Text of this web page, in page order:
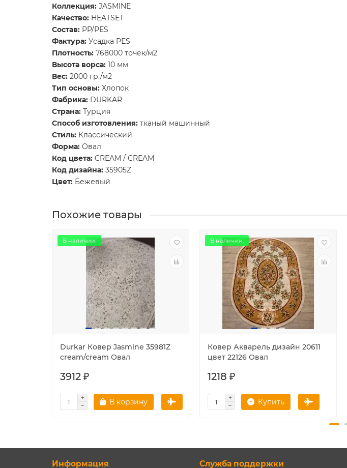
Коллекция: JASMINE
Качество: HEATSET
Состав: PP/PES
Фактура: Усадка PES
Плотность: 768000 точек/м2
Высота ворса: 10 мм
Вес: 2000 гр./м2
Тип основы: Хлопок
Фабрика: DURKAR
Страна: Турция
Способ изготовления: тканый машинный
Стиль: Классический
Форма: Овал
Код цвета: CREAM / CREAM
Код дизайна: 35905Z
Цвет: Бежевый
Похожие товары
В наличии.
Durkar Ковер Jasmine 35981Z
cream/cream Овал
3912 ₽
В корзину
В наличии.
Ковер Акварель дизайн 20611
цвет 22126 Овал
1218 ₽
Купить
Информация Служба поддержки